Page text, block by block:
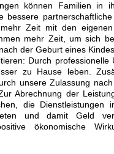
können Familien in
bessere
Zeit mit den
mehr Zeit, um sich
der Geburt eines
Durch professionelle
zu Hause leben.
unsere Zulassung
Abrechnung der
die Dienstleistungen
und damit Geld
ökonomische